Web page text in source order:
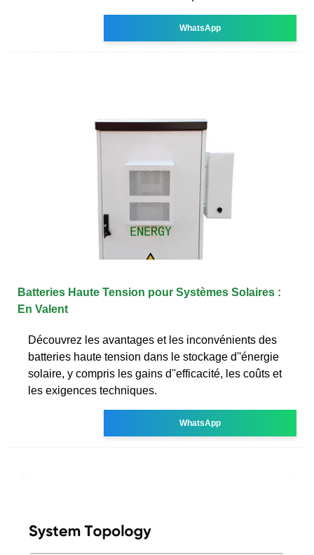
WhatsApp
Batteries Haute Tension pour Systèmes Solaires :
En Valent
Découvrez les avantages et les inconvénients des
batteries haute tension dans le stockage d''énergie
solaire, y compris les gains d''efficacité, les coûts et
les exigences techniques.
WhatsApp